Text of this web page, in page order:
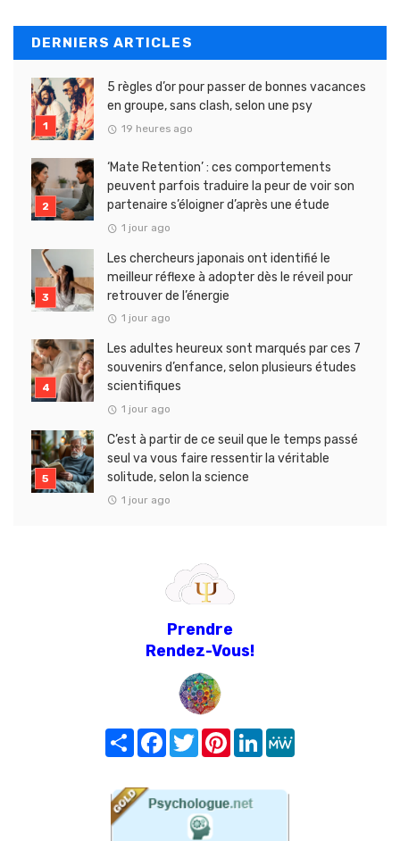
DERNIERS ARTICLES
5 règles d’or pour passer de bonnes vacances
en groupe, sans clash, selon une psy
19 heures ago
‘Mate Retention’ : ces comportements
peuvent parfois traduire la peur de voir son
partenaire s’éloigner d’après une étude
1 jour ago
Les chercheurs japonais ont identifié le
meilleur réflexe à adopter dès le réveil pour
retrouver de l’énergie
1 jour ago
Les adultes heureux sont marqués par ces 7
souvenirs d’enfance, selon plusieurs études
scientifiques
1 jour ago
C’est à partir de ce seuil que le temps passé
seul va vous faire ressentir la véritable
solitude, selon la science
1 jour ago
Prendre
Rendez-Vous!
Share FacebookTwitterPinterest
LinkedIn